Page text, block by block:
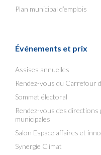
Plan municipal d’emplois
Événements et prix
Assises annuelles
Rendez-vous du Carrefour
Sommet électoral
Rendez-vous des
municipales
Salon Espace affaires et
Synergie Climat